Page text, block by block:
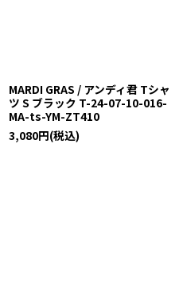
MARDI GRAS / アンディ君 Tシャ
ツ S ブラック T-24-07-10-016-
MA-ts-YM-ZT410
3,080円(税込)